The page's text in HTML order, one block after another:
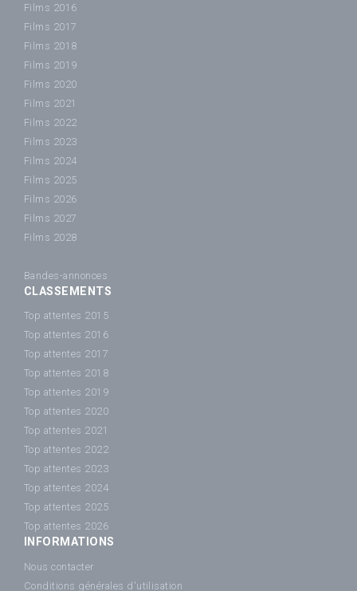
Films 2016
Films 2017
Films 2018
Films 2019
Films 2020
Films 2021
Films 2022
Films 2023
Films 2024
Films 2025
Films 2026
Films 2027
Films 2028
Bandes-annonces
CLASSEMENTS
Top attentes 2015
Top attentes 2016
Top attentes 2017
Top attentes 2018
Top attentes 2019
Top attentes 2020
Top attentes 2021
Top attentes 2022
Top attentes 2023
Top attentes 2024
Top attentes 2025
Top attentes 2026
INFORMATIONS
Nous contacter
Conditions générales d'utilisation